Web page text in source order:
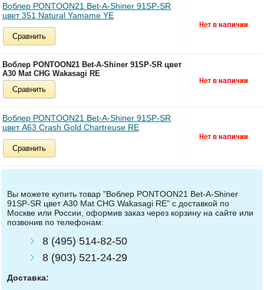
Воблер PONTOON21 Bet-A-Shiner 91SP-SR
цвет 351 Natural Yamame YE
Сравнить
Воблер PONTOON21 Bet-A-Shiner 91SP-SR цвет
A30 Mat CHG Wakasagi RE
Сравнить
Воблер PONTOON21 Bet-A-Shiner 91SP-SR
цвет A63 Crash Gold Chartreuse RE
Сравнить
Вы можете купить товар "Воблер PONTOON21 Bet-A-Shiner
91SP-SR цвет A30 Mat CHG Wakasagi RE" с доставкой по
Москве или России, оформив заказ через корзину на сайте или
позвонив по телефонам:
8 (495) 514-82-50
8 (903) 521-24-29
Доставка: